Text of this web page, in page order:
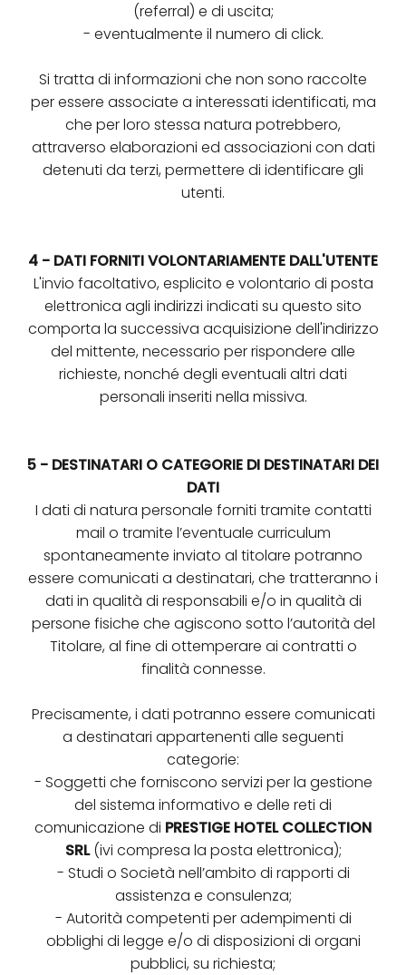
(referral) e di uscita;
- eventualmente il numero di click.
Si tratta di informazioni che non sono raccolte
per essere associate a interessati identificati, ma
che per loro stessa natura potrebbero,
attraverso elaborazioni ed associazioni con dati
detenuti da terzi, permettere di identificare gli
utenti.
4 - DATI FORNITI VOLONTARIAMENTE DALL'UTENTE
L'invio facoltativo, esplicito e volontario di posta
elettronica agli indirizzi indicati su questo sito
comporta la successiva acquisizione dell'indirizzo
del mittente, necessario per rispondere alle
richieste, nonché degli eventuali altri dati
personali inseriti nella missiva.
5 - DESTINATARI O CATEGORIE DI DESTINATARI DEI
DATI
I dati di natura personale forniti tramite contatti
mail o tramite l’eventuale curriculum
spontaneamente inviato al titolare potranno
essere comunicati a destinatari, che tratteranno i
dati in qualità di responsabili e/o in qualità di
persone fisiche che agiscono sotto l’autorità del
Titolare, al fine di ottemperare ai contratti o
finalità connesse.
Precisamente, i dati potranno essere comunicati
a destinatari appartenenti alle seguenti
categorie:
- Soggetti che forniscono servizi per la gestione
del sistema informativo e delle reti di
comunicazione di PRESTIGE HOTEL COLLECTION
SRL(ivi compresa la posta elettronica);
- Studi o Società nell’ambito di rapporti di
assistenza e consulenza;
- Autorità competenti per adempimenti di
obblighi di legge e/o di disposizioni di organi
pubblici, su richiesta;